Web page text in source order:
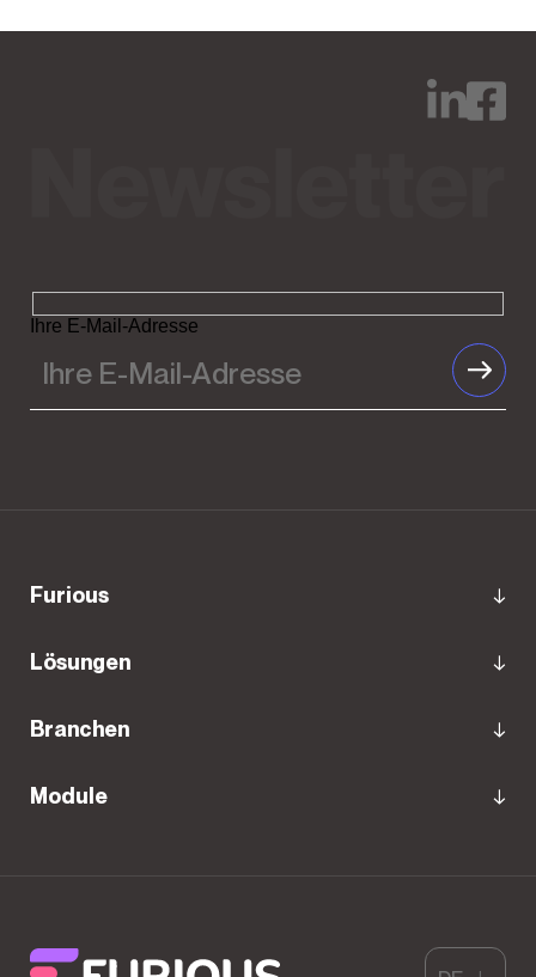
Ihre E-Mail-Adresse
Furious
Lösungen
Branchen
Module